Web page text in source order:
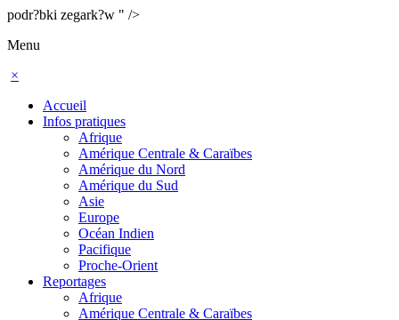
podr?bki zegark?w " />
Menu
×
Accueil
Infos pratiques
Afrique
Amérique Centrale & Caraïbes
Amérique du Nord
Amérique du Sud
Asie
Europe
Océan Indien
Pacifique
Proche-Orient
Reportages
Afrique
Amérique Centrale & Caraïbes